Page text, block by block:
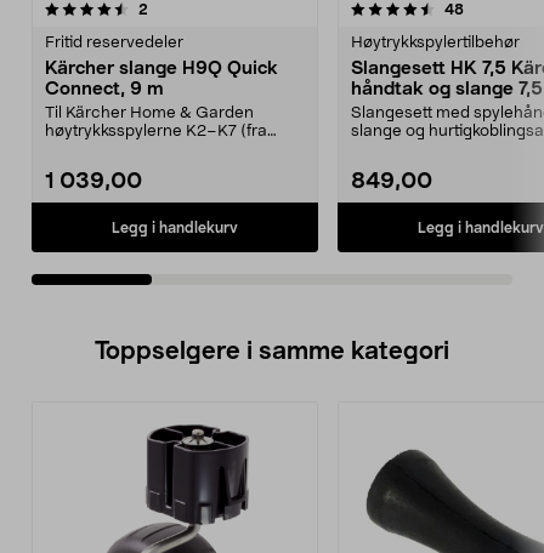
2
Fritid reservedeler
Kärcher slange H9Q Quick
Connect, 9 m
Til Kärcher Home & Garden
høytrykksspylerne K2–K7 (fra
1 039,00
Legg i handlekurv
4.5av 5 stjerner 48
Høytrykkspylertilbehør
Slangesett HK 7,5
håndtak og slange
Slangesett med
slange og
849,00
Legg i handlekurv
4.5av 5 stjerner
Toppselgere i samme kategori